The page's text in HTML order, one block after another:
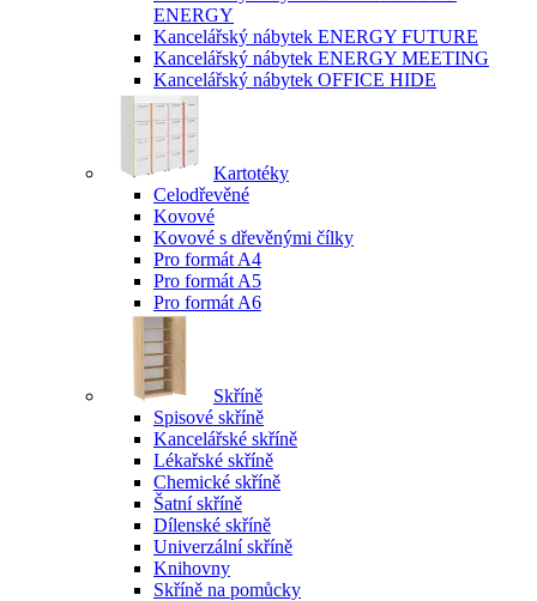
ENERGY
Kancelářský nábytek ENERGY FUTURE
Kancelářský nábytek ENERGY MEETING
Kancelářský nábytek OFFICE HIDE
Kartotéky
Celodřevěné
Kovové
Kovové s dřevěnými čílky
Pro formát A4
Pro formát A5
Pro formát A6
Skříně
Spisové skříně
Kancelářské skříně
Lékařské skříně
Chemické skříně
Šatní skříně
Dílenské skříně
Univerzální skříně
Knihovny
Skříně na pomůcky